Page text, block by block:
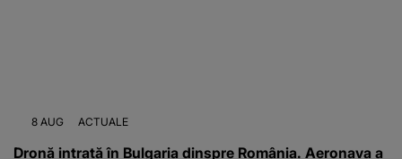
8 AUG ACTUALE
Dronă intrată în Bulgaria dinspre România. Aeronava a